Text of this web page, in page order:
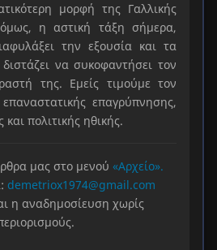
μορφή της Γαλλικής
η αστική τάξη σήμερα,
την εξουσία και τα
να συκοφαντήσει τον
της. Εμείς τιμούμε τον
επαγρύπνησης,
πολιτικής ηθικής.
μας στο μενού «Αρχείο».
demetriox1974@gmail.com
η αναδημοσίευση χωρίς